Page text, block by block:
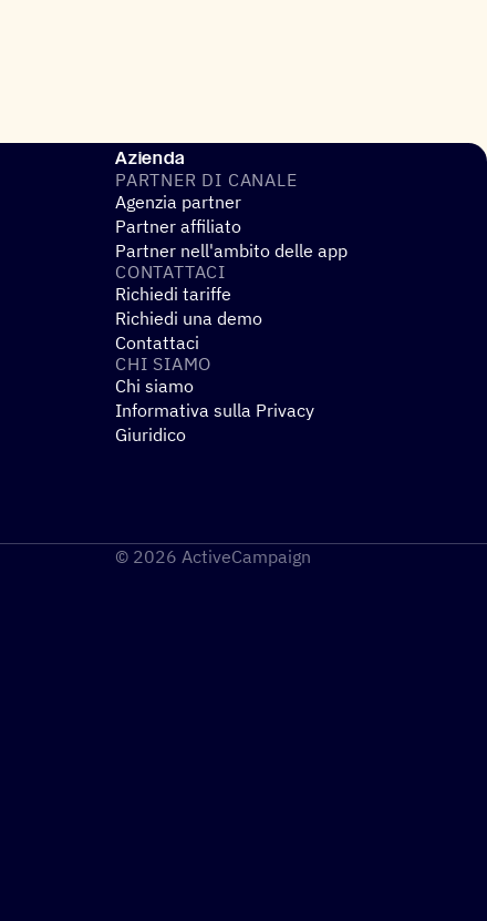
Azienda
PARTNER DI CANALE
Agenzia partner
Partner affiliato
Partner nell'ambito delle app
CONTAT­TACI
Richiedi tariffe
Richiedi una demo
Contattaci
CHI SIAMO
Chi siamo
Informativa sulla Privacy
Giuridico
© 2026 ActiveCampaign